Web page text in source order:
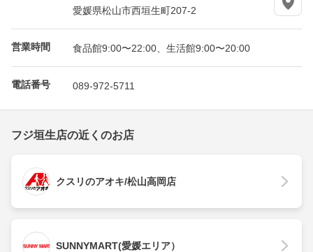
愛媛県松山市西垣生町207-2
営業時間 食品館9:00〜22:00、生活館9:00〜20:00
電話番号 089-972-5711
フジ垣生店の近くのお店
クスリのアオキ/松山高岡店
SUNNYMART(愛媛エリア）